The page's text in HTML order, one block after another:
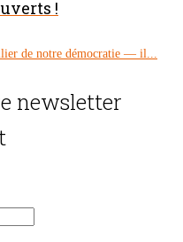
!
de notre démocratie — il...
newsletter